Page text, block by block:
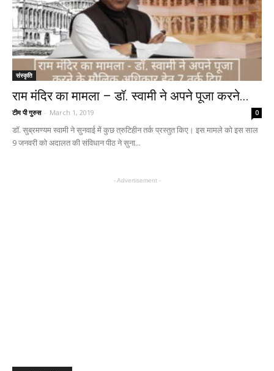
संस्कृति
राम मंदिर का मामला – डॉ. स्वामी ने अपने पूजा करने...
टीम पी गुरुस - March 1, 2019 0
डॉ. सुब्रमण्यम स्वामी ने सुनवाई में कुछ त्रुटिहीन तर्क प्रस्तुत किए। इस मामले को इस साल
9 जनवरी को अदालत की संविधान पीठ ने सुना...
- Advertisement -